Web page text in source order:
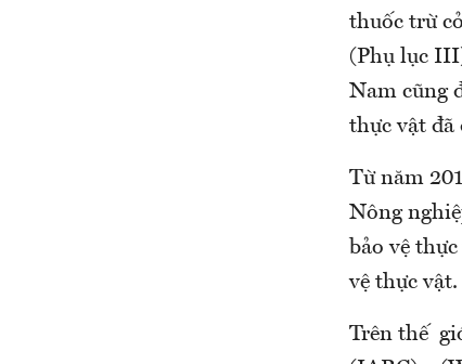
thuốc trừ
(Phụ lục
Nam cũng
thực vật đã
Từ năm
Nông
bảo vệ
vệ thực vật.
Trên thế